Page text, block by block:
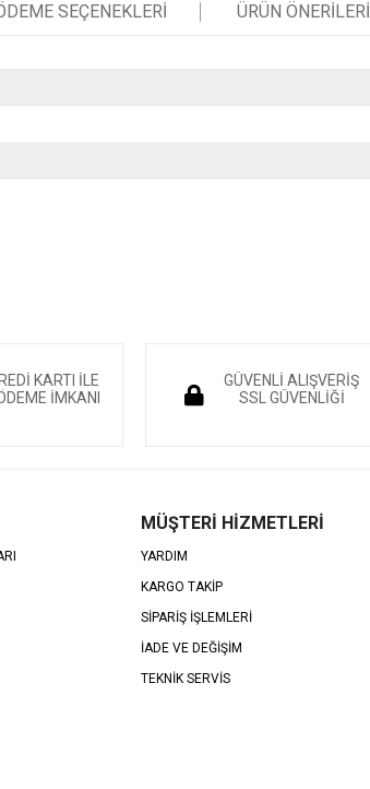
SEÇENEKLERI ÜRÜN ÖNERILERI
KARTI İLE
İMKANI
GÜVENLİ ALIŞVERİŞ
SSL GÜVENLİĞİ
MÜŞTERİ HİZMETLERİ
YARDIM
KARGO TAKİP
SİPARİŞ İŞLEMLERİ
İADE VE DEĞİŞİM
TEKNİK SERVİS